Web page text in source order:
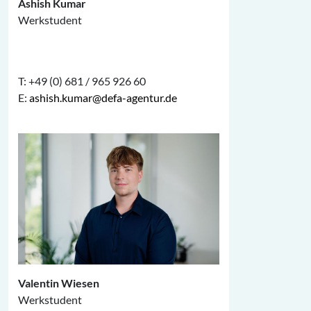
Ashish Kumar
Werkstudent
T: +49 (0) 681 / 965 926 60
E: ashish.kumar@defa-agentur.de
Valentin Wiesen
Werkstudent